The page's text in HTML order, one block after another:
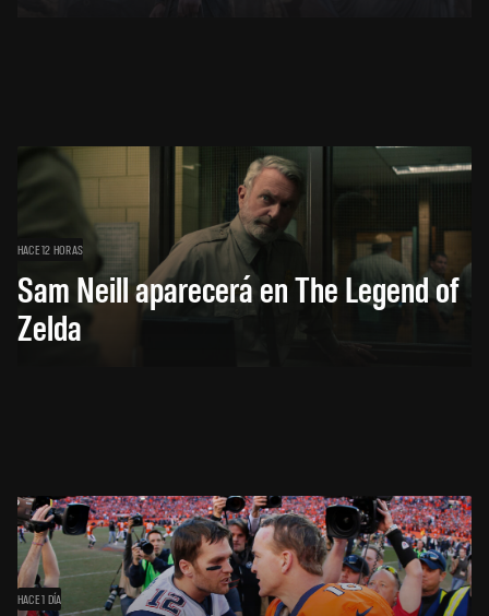
HACE 12 HORAS
Sam Neill aparecerá en The Legend of
Zelda
HACE 1 DÍA